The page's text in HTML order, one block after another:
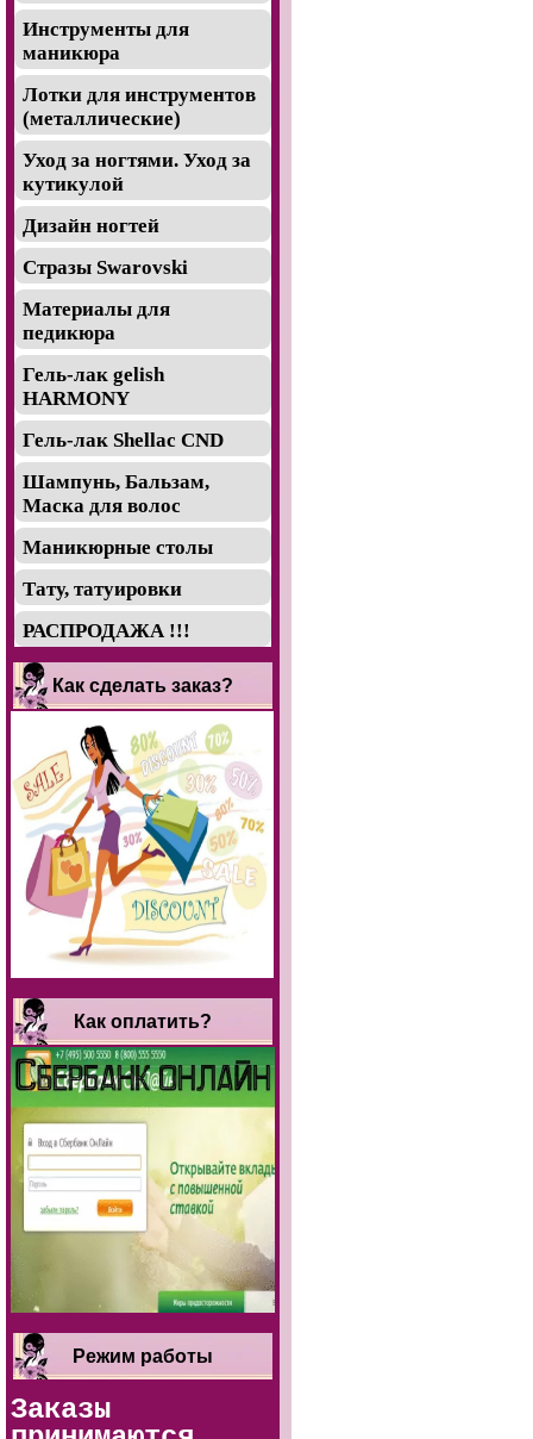
Инструменты для
маникюра
Лотки для инструментов
(металлические)
Уход за ногтями. Уход за
кутикулой
Дизайн ногтей
Стразы Swarovski
Материалы для
педикюра
Гель-лак gelish
HARMONY
Гель-лак Shellac CND
Шампунь, Бальзам,
Маска для волос
Маникюрные столы
Тату, татуировки
РАСПРОДАЖА !!!
Как сделать заказ?
Как оплатить?
Режим работы
Заказы